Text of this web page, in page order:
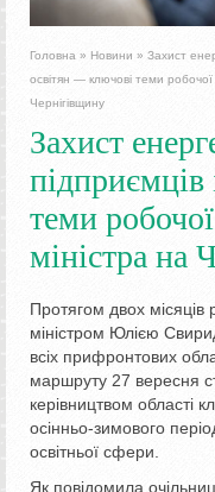
Головна » Новини » Захист
освітян — ключові теми робочої
Чернігівщину
Захист
теми
міністра на
Протягом двох місяців
міністром Юлією
всіх прифронтових
маршруту 27 вересня
керівництвом області
осінньо-зимового
освітньої сфери.
Як повідомила